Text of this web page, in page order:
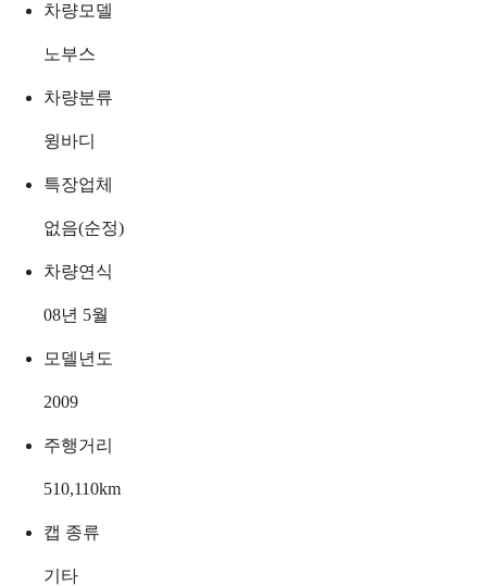
차량모델
노부스
차량분류
윙바디
특장업체
없음(순정)
차량연식
08년 5월
모델년도
2009
주행거리
510,110km
캡 종류
기타